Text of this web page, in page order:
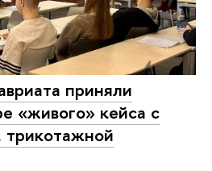
приняли
«живого» кейса с
трикотажной